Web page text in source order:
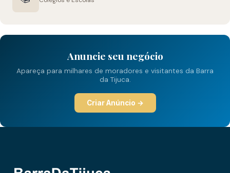
Anuncie seu negócio
Apareça para milhares de moradores e visitantes da Barra
da Tijuca.
Criar Anúncio →